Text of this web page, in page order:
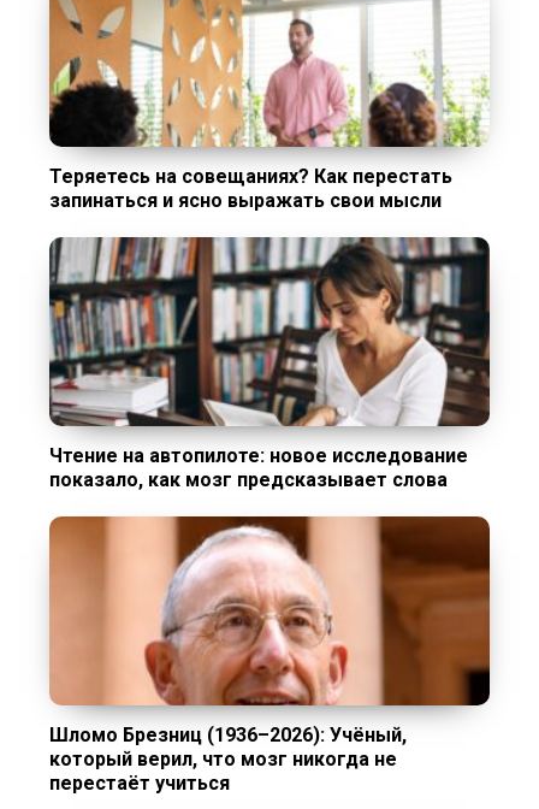
Теряетесь на совещаниях? Как перестать
запинаться и ясно выражать свои мысли
Чтение на автопилоте: новое исследование
показало, как мозг предсказывает слова
Шломо Брезниц (1936–2026): Учёный,
который верил, что мозг никогда не
перестаёт учиться